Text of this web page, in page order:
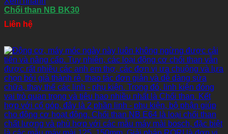
Chổi than NB BK30
Liên hệ